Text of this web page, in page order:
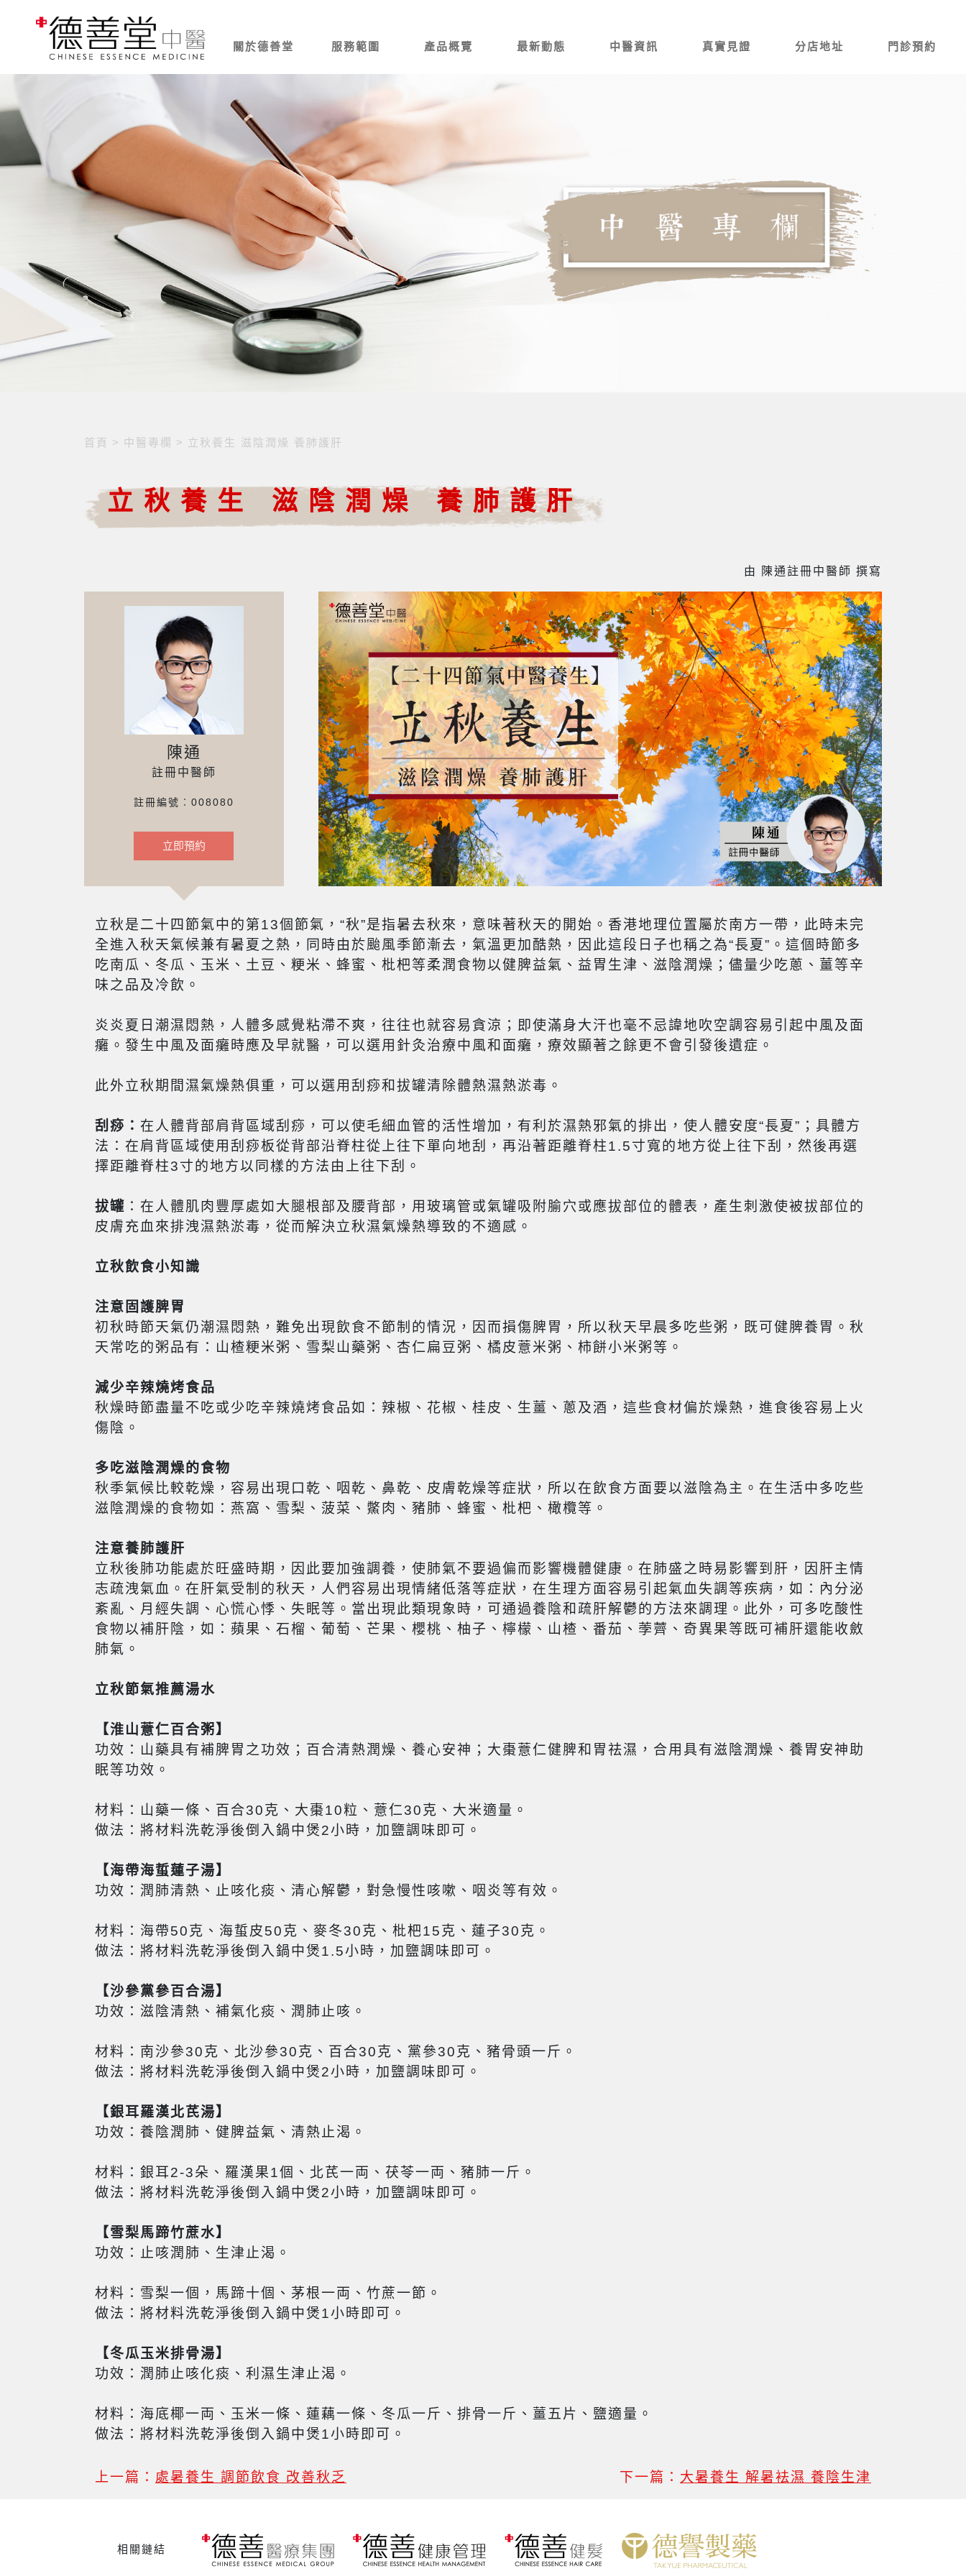
關於德善堂 服務範圍 產品概覽 最新動態 中醫資訊 真實見證 分店地址 門診預約
首頁 > 中醫專欄 > 立秋養生 滋陰潤燥 養肺護肝
立秋養生 滋陰潤燥 養肺護肝
由 陳通註冊中醫師 撰寫
陳通
註冊中醫師
註冊編號︰008080
立即預約
立秋是二十四節氣中的第13個節氣，“秋”是指暑去秋來，意味著秋天的開始。香港地理位置屬於南方一帶，此時未完
全進入秋天氣候兼有暑夏之熱，同時由於颱風季節漸去，氣溫更加酷熱，因此這段日子也稱之為“長夏”。這個時節多
吃南瓜、冬瓜、玉米、土豆、粳米、蜂蜜、枇杷等柔潤食物以健脾益氣、益胃生津、滋陰潤燥；儘量少吃蔥、薑等辛
味之品及冷飲。
炎炎夏日潮濕悶熱，人體多感覺粘滯不爽，往往也就容易貪涼；即使滿身大汗也毫不忌諱地吹空調容易引起中風及面
癱。發生中風及面癱時應及早就醫，可以選用針灸治療中風和面癱，療效顯著之餘更不會引發後遺症。
此外立秋期間濕氣燥熱俱重，可以選用刮痧和拔罐清除體熱濕熱淤毒。
刮痧： 在人體背部肩背區域刮痧，可以使毛細血管的活性增加，有利於濕熱邪氣的排出，使人體安度“長夏”；具體方
法：在肩背區域使用刮痧板從背部沿脊柱從上往下單向地刮，再沿著距離脊柱1.5寸寬的地方從上往下刮，然後再選
擇距離脊柱3寸的地方以同樣的方法由上往下刮。
拔罐 ：在人體肌肉豐厚處如大腿根部及腰背部，用玻璃管或氣罐吸附腧穴或應拔部位的體表，產生刺激使被拔部位的
皮膚充血來排洩濕熱淤毒，從而解決立秋濕氣燥熱導致的不適感。
立秋飲食小知識
注意固護脾胃
初秋時節天氣仍潮濕悶熱，難免出現飲食不節制的情況，因而損傷脾胃，所以秋天早晨多吃些粥，既可健脾養胃。秋
天常吃的粥品有：山楂粳米粥、雪梨山藥粥、杏仁扁豆粥、橘皮薏米粥、柿餅小米粥等。
減少辛辣燒烤食品
秋燥時節盡量不吃或少吃辛辣燒烤食品如：辣椒、花椒、桂皮、生薑、蔥及酒，這些食材偏於燥熱，進食後容易上火
傷陰。
多吃滋陰潤燥的食物
秋季氣候比較乾燥，容易出現口乾、咽乾、鼻乾、皮膚乾燥等症狀，所以在飲食方面要以滋陰為主。在生活中多吃些
滋陰潤燥的食物如：燕窩、雪梨、菠菜、鱉肉、豬肺、蜂蜜、枇杷、橄欖等。
注意養肺護肝
立秋後肺功能處於旺盛時期，因此要加強調養，使肺氣不要過偏而影響機體健康。在肺盛之時易影響到肝，因肝主情
志疏洩氣血。在肝氣受制的秋天，人們容易出現情緒低落等症狀，在生理方面容易引起氣血失調等疾病，如：內分泌
紊亂、月經失調、心慌心悸、失眠等。當出現此類現象時，可通過養陰和疏肝解鬱的方法來調理。此外，可多吃酸性
食物以補肝陰，如：蘋果、石榴、葡萄、芒果、櫻桃、柚子、檸檬、山楂、番茄、荸薺、奇異果等既可補肝還能收斂
肺氣。
立秋節氣推薦湯水
【淮山薏仁百合粥】
功效：山藥具有補脾胃之功效；百合清熱潤燥、養心安神；大棗薏仁健脾和胃祛濕，合用具有滋陰潤燥、養胃安神助
眠等功效。
材料：山藥一條、百合30克、大棗10粒、薏仁30克、大米適量。
做法：將材料洗乾淨後倒入鍋中煲2小時，加鹽調味即可。
【海帶海蜇蓮子湯】
功效：潤肺清熱、止咳化痰、清心解鬱，對急慢性咳嗽、咽炎等有效。
材料：海帶50克、海蜇皮50克、麥冬30克、枇杷15克、蓮子30克。
做法：將材料洗乾淨後倒入鍋中煲1.5小時，加鹽調味即可。
【沙參黨參百合湯】
功效：滋陰清熱、補氣化痰、潤肺止咳。
材料：南沙參30克、北沙參30克、百合30克、黨參30克、豬骨頭一斤。
做法：將材料洗乾淨後倒入鍋中煲2小時，加鹽調味即可。
【銀耳羅漢北芪湯】
功效：養陰潤肺、健脾益氣、清熱止渴。
材料：銀耳2-3朵、羅漢果1個、北芪一両、茯苓一両、豬肺一斤。
做法：將材料洗乾淨後倒入鍋中煲2小時，加鹽調味即可。
【雪梨馬蹄竹蔗水】
功效：止咳潤肺、生津止渴。
材料：雪梨一個，馬蹄十個、茅根一両、竹蔗一節。
做法：將材料洗乾淨後倒入鍋中煲1小時即可。
【冬瓜玉米排骨湯】
功效：潤肺止咳化痰、利濕生津止渴。
材料：海底椰一両、玉米一條、蓮藕一條、冬瓜一斤、排骨一斤、薑五片、鹽適量。
做法：將材料洗乾淨後倒入鍋中煲1小時即可。
上一篇： 處暑養生 調節飲食 改善秋乏 下一篇： 大暑養生 解暑袪濕 養陰生津
相關鏈結